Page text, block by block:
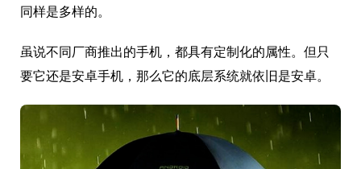
同样是多样的。
虽说不同厂商推出的手机，都具有定制化的属性。但只
要它还是安卓手机，那么它的底层系统就依旧是安卓。